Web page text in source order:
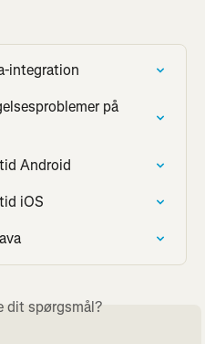
integration
på
Android
iOS
dit spørgsmål?